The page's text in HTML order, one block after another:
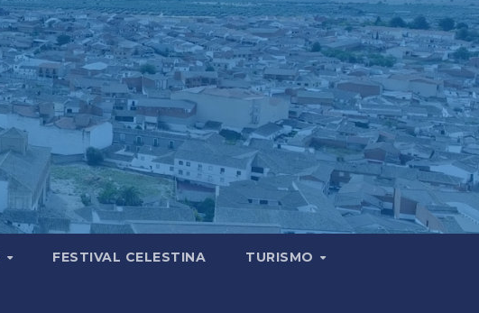
FESTIVAL CELESTINA TURISMO